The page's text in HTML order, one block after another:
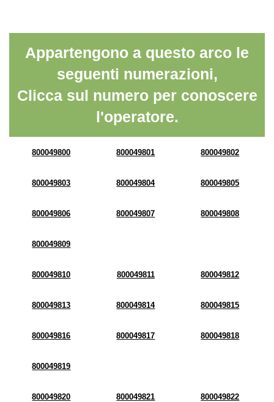
Appartengono a questo arco le
seguenti numerazioni,
Clicca sul numero per conoscere
l'operatore.
800049800 800049801 800049802
800049803 800049804 800049805
800049806 800049807 800049808
800049809
800049810 800049811 800049812
800049813 800049814 800049815
800049816 800049817 800049818
800049819
800049820 800049821 800049822